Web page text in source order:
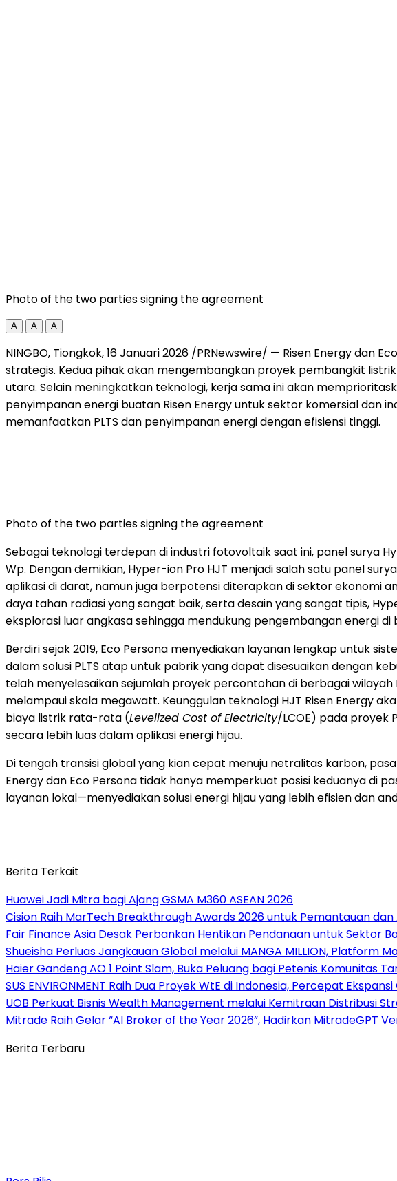
Photo of the two parties signing the agreement
A A A
NINGBO, Tiongkok, 16 Januari 2026 /PRNewswire/ — Risen Energy dan
strategis. Kedua pihak akan mengembangkan proyek pembangkit
utara. Selain meningkatkan teknologi, kerja sama ini akan
penyimpanan energi buatan Risen Energy untuk sektor komersial dan
memanfaatkan PLTS dan penyimpanan energi dengan efisiensi tinggi.
Photo of the two parties signing the agreement
Sebagai teknologi terdepan di industri fotovoltaik saat ini, panel surya
Wp. Dengan demikian, Hyper-ion Pro HJT menjadi salah satu panel
aplikasi di darat, namun juga berpotensi diterapkan di sektor ekonomi
daya tahan radiasi yang sangat baik, serta desain yang sangat tipis,
eksplorasi luar angkasa sehingga mendukung pengembangan energi di
Berdiri sejak 2019, Eco Persona menyediakan layanan lengkap untuk
dalam solusi PLTS atap untuk pabrik yang dapat disesuaikan dengan
telah menyelesaikan sejumlah proyek percontohan di berbagai
melampaui skala megawatt. Keunggulan teknologi HJT Risen Energy
biaya listrik rata-rata (Levelized Cost of Electricity/LCOE) pada proyek
secara lebih luas dalam aplikasi energi hijau.
Di tengah transisi global yang kian cepat menuju netralitas karbon,
Energy dan Eco Persona tidak hanya memperkuat posisi keduanya di
layanan lokal—menyediakan solusi energi hijau yang lebih efisien dan
Berita Terkait
Huawei Jadi Mitra bagi Ajang GSMA M360 ASEAN 2026
Cision Raih MarTech Breakthrough Awards 2026 untuk Pemantauan dan
Fair Finance Asia Desak Perbankan Hentikan Pendanaan untuk Sektor
Shueisha Perluas Jangkauan Global melalui MANGA MILLION, Platform
Haier Gandeng AO 1 Point Slam, Buka Peluang bagi Petenis Komunitas
SUS ENVIRONMENT Raih Dua Proyek WtE di Indonesia, Percepat
UOB Perkuat Bisnis Wealth Management melalui Kemitraan Distribusi
Mitrade Raih Gelar “AI Broker of the Year 2026”, Hadirkan MitradeGPT
Berita Terbaru